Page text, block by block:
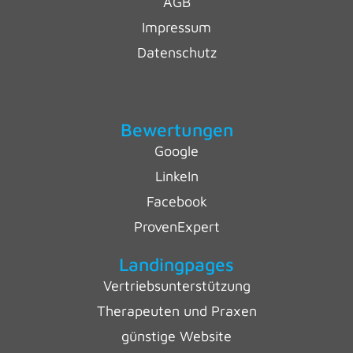
Impressum
Datenschutz
Bewertungen
Google
LinkeIn
Facebook
ProvenExpert
Landingpages
Vertriebsunterstützung
Therapeuten und Praxen
günstige Website